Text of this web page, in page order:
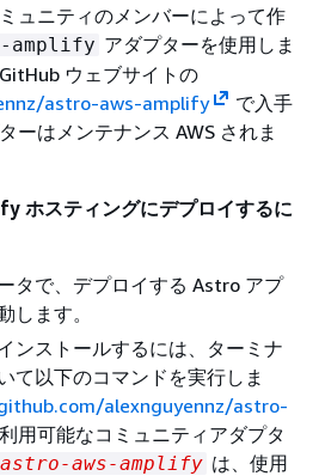
ュニティのメンバーによって作
amplify アダプターを使用しま
ウェブサイトの
astro-aws-amplify
で入手
ーはメンテナンス AWS されま
ホスティングにデプロイするに
タで、デプロイする Astro アプ
します。
ンストールするには、ターミナ
て以下のコマンドを実行しま
alexnguyennz/astro-
用可能なコミュニティアダプタ
astro-aws-amplify は、使用